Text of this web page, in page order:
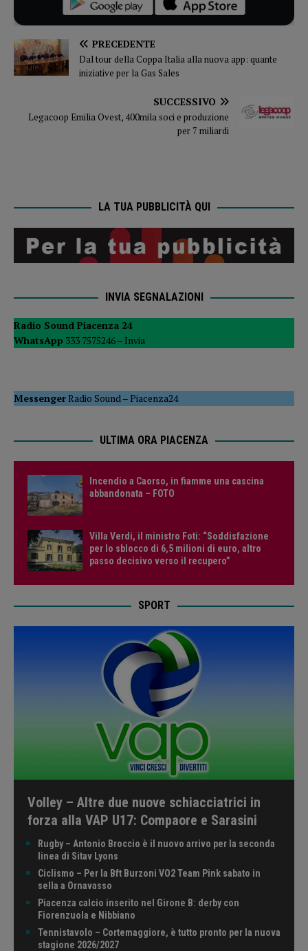
PRECEDENTE
Dal tour della Coppa Italia alla nuova app: quante
iniziative per la Gas Sales
SUCCESSIVO
Legacoop Emilia Ovest, 400mila soci e produzione
per 7 miliardi
LA TUA PUBBLICITÀ QUI
INVIA SEGNALAZIONI
Radio Sound Piacenza 24
WhatsApp 333 7575246 – Invia
MessengerRadio Sound –Piacenza24
ULTIMA ORA PIACENZA
Incendio a Caorso, in fiamme una cascina
abbandonata – FOTO
Villa Verdi, il ministro Foti: “Soddisfazione
per lo sblocco di 6,5 milioni di euro, altro
passo decisivo verso il recupero”
SPORT
Volley – Altre due nuove schiacciatrici in
forza alla VAP U17: Compaore e Sarasini
Rugby – Antonio Broccio è il nuovo arrivo per la seconda
linea di Sitav Lyons
Ciclismo – Per la Bft Burzoni VO2 Team Pink sabato in
sella a Ornavasso
Piacenza calcio inserito nel Girone B: derby con
Fiorenzuola e Nibbiano
Tennistavolo – Cortemaggiore, è tutto pronto per la nuova
stagione 2026/2027